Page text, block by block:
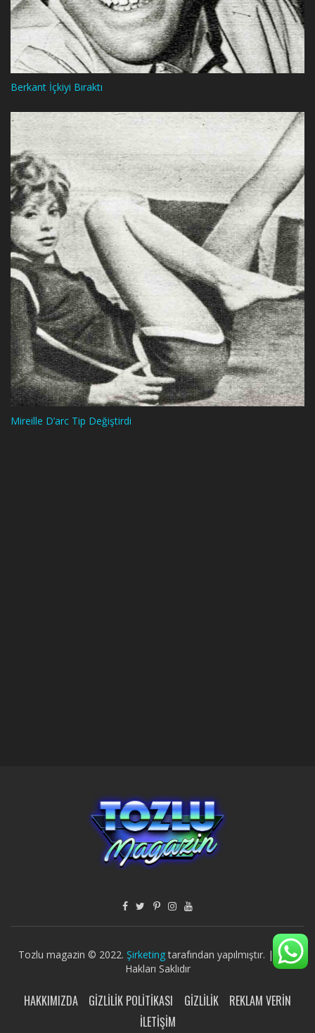
Berkant İçkiyi Bıraktı
Mireille D’arc Tip Değiştirdi
Tozlu magazin © 2022. Şirketingtarafından yapılmıştır. | Tüm
Hakları Saklıdır
HAKKIMIZDA GIZLILIK POLITIKASI GIZLILIK
REKLAM VERIN
İLETIŞIM